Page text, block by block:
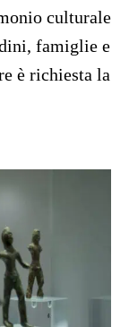
culturale
famiglie e
è richiesta la